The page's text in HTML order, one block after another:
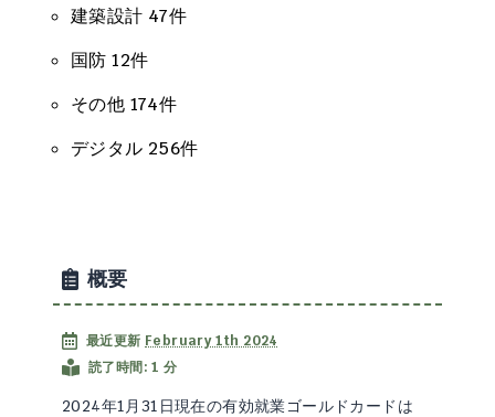
建築設計 47件
国防 12件
その他 174件
デジタル 256件
概要
最近更新 February 1th 2024
読了時間: 1 分
2024年1月31日現在の有効就業ゴールドカードは